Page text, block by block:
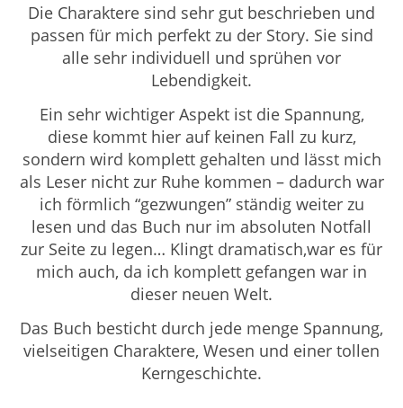
Die Charaktere sind sehr gut beschrieben und
passen für mich perfekt zu der Story. Sie sind
alle sehr individuell und sprühen vor
Lebendigkeit.
Ein sehr wichtiger Aspekt ist die Spannung,
diese kommt hier auf keinen Fall zu kurz,
sondern wird komplett gehalten und lässt mich
als Leser nicht zur Ruhe kommen – dadurch war
ich förmlich “gezwungen” ständig weiter zu
lesen und das Buch nur im absoluten Notfall
zur Seite zu legen… Klingt dramatisch,war es für
mich auch, da ich komplett gefangen war in
dieser neuen Welt.
Das Buch besticht durch jede menge Spannung,
vielseitigen Charaktere, Wesen und einer tollen
Kerngeschichte.